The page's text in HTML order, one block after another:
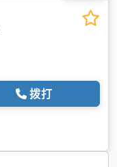
拨打